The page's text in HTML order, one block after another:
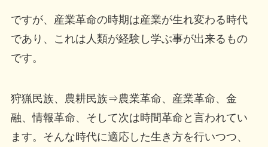
ですが、産業革命の時期は産業が生れ変わる時代
であり、これは人類が経験し学ぶ事が出来るもの
です。
狩猟民族、農耕民族⇒農業革命、産業革命、金
融、情報革命、そして次は時間革命と言われてい
ます。そんな時代に適応した生き方を行いつつ、